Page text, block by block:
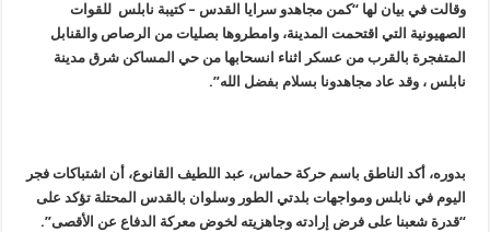
وقالت في بيان لها “كمن مجاهدو سرايا القدس – كتيبة نابلس للقوات
الصهيونية التي اقتحمت المدينة، وامطروها بصليات من الرصاص والقنابل
المتفجرة بالقرب من عسكر اثناء انسحابها من حي المساكن شرق مدينة
نابلس ، وقد عاد مجاهدونا بسلام بفضل الله”.
بدوره، أكد الناطق باسم حركة حماس، عبد اللطيف القانوع، أن اشتباكات فجر
اليوم في نابلس ومواجهات بلدتي الطور وسلوان بالقدس المحتلة تؤكد على
“قدرة شعبنا على فرض إرادته وجاهزيته لخوض معركة الدفاع عن الأقصى”.